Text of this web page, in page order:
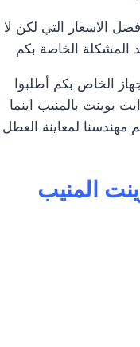
الاسعار التي لكن لا
المشكلة الخاصة بكم
الخاص بكم أطلبوا
بوينت بالمنيب اينما
لمعاينة العطل
المنيب